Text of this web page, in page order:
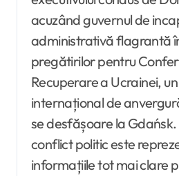
acuzând guvernul de
administrativă flagrantă
pregătirilor pentru
Recuperare a Ucrainei,
internațional de
se desfășoare la
conflict politic este
informațiile tot mai clare